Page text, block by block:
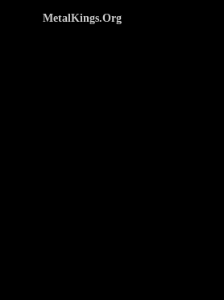
MetalKings.Org